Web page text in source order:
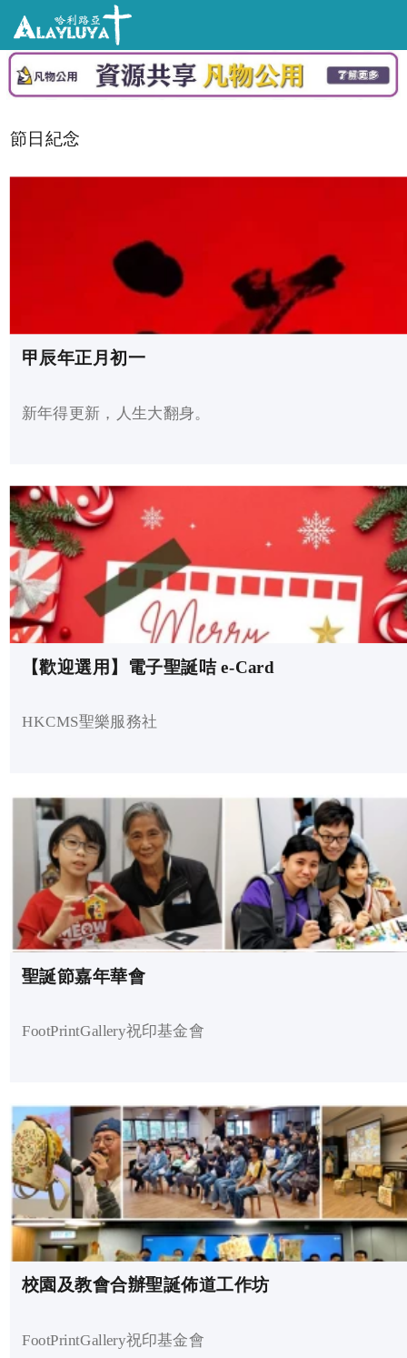
節日紀念
甲辰年正月初一
新年得更新，人生大翻身。
【歡迎選用】電子聖誕咭 e-Card
HKCMS聖樂服務社
聖誕節嘉年華會
FootPrintGallery祝印基金會
校園及教會合辦聖誕佈道工作坊
FootPrintGallery祝印基金會